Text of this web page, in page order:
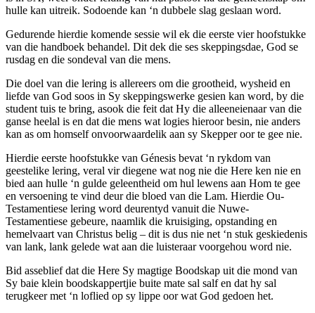
hulle kan uitreik. Sodoende kan ‘n dubbele slag geslaan word.
Gedurende hierdie komende sessie wil ek die eerste vier hoofstukke
van die handboek behandel. Dit dek die ses skeppingsdae, God se
rusdag en die sondeval van die mens.
Die doel van die lering is allereers om die grootheid, wysheid en
liefde van God soos in Sy skeppingswerke gesien kan word, by die
student tuis te bring, asook die feit dat Hy die alleeneienaar van die
ganse heelal is en dat die mens wat logies hieroor besin, nie anders
kan as om homself onvoorwaardelik aan sy Skepper oor te gee nie.
Hierdie eerste hoofstukke van Génesis bevat ‘n rykdom van
geestelike lering, veral vir diegene wat nog nie die Here ken nie en
bied aan hulle ‘n gulde geleentheid om hul lewens aan Hom te gee
en versoening te vind deur die bloed van die Lam. Hierdie Ou-
Testamentiese lering word deurentyd vanuit die Nuwe-
Testamentiese gebeure, naamlik die kruisiging, opstanding en
hemelvaart van Christus belig – dit is dus nie net ‘n stuk geskiedenis
van lank, lank gelede wat aan die luisteraar voorgehou word nie.
Bid asseblief dat die Here Sy magtige Boodskap uit die mond van
Sy baie klein boodskappertjie buite mate sal salf en dat hy sal
terugkeer met ‘n loflied op sy lippe oor wat God gedoen het.